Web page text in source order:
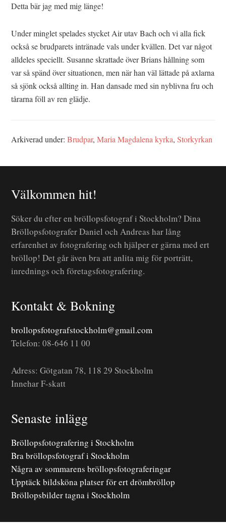
Detta bär jag med mig länge!
Under minglet spelades stycket Air utav Bach och vi alla fick
också se brudparets intränade vals under kvällen. Det var något
alldeles speciellt. Susanne skrattade över Brians hållning som
var så spänd över situationen, men när han väl lättade på axlarna
så sjönk också allting in. Han dansade med sin nyblivna fru och
tårarna föll av ren glädje.
Arkiverad under:Brudpar,Maria Magdalena kyrka,Storkyrkan
Välkommen hit!
Söker du efter en bröllopsfotograf i Stockholm? Dina
Bröllopsfotografer Daniel och Andreas har lång
erfarenhet av fotografering och hjälper er gärna med ert
bröllop! Det går även bra att anlita mig för porträtt,
inrednings och företagsfotografering.
Kontakt & Bokning
brollopsfotografstockholm@gmail.com
Telefon: 08-646 11 00
Adress: Götgatan 78, 118 29 Stockholm
Innehar F-skatt
Senaste inlägg
Bröllopsfotografering i Stockholm
Bra bröllopsfotograf i Stockholm
Några av sommarens bröllopsfotograferingar
Upptäck bildsköna platser för ert drömbröllop
Bröllopsbilder tagna i Stockholm